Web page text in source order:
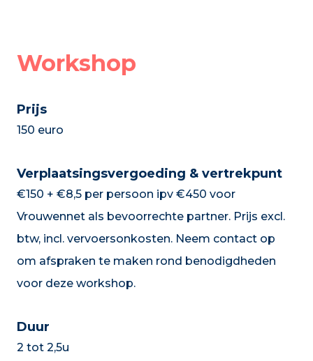
Workshop
Prijs
150 euro
Verplaatsingsvergoeding & vertrekpunt
€150 + €8,5 per persoon ipv €450 voor
Vrouwennet als bevoorrechte partner. Prijs excl.
btw, incl. vervoersonkosten. Neem contact op
om afspraken te maken rond benodigdheden
voor deze workshop.
Duur
2 tot 2,5u